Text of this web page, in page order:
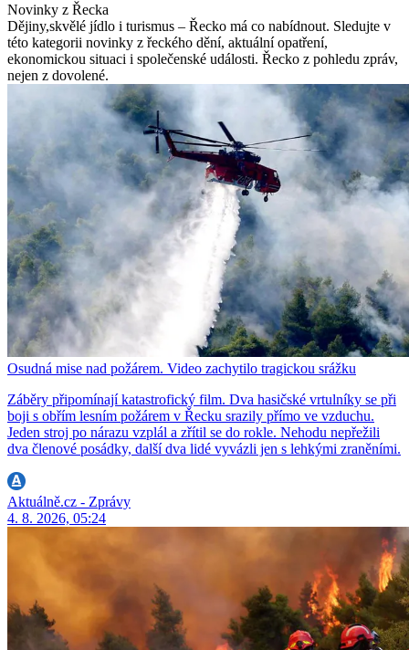
Novinky z Řecka
Dějiny,skvělé jídlo i turismus – Řecko má co nabídnout. Sledujte v
této kategorii novinky z řeckého dění, aktuální opatření,
ekonomickou situaci i společenské události. Řecko z pohledu zpráv,
nejen z dovolené.
Osudná mise nad požárem. Video zachytilo tragickou srážku
Záběry připomínají katastrofický film. Dva hasičské vrtulníky se při
boji s obřím lesním požárem v Řecku srazily přímo ve vzduchu.
Jeden stroj po nárazu vzplál a zřítil se do rokle. Nehodu nepřežili
dva členové posádky, další dva lidé vyvázli jen s lehkými zraněními.
Aktuálně.cz - Zprávy
4. 8. 2026, 05:24